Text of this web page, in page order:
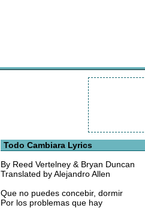
Todo Cambiara Lyrics
By Reed Vertelney & Bryan Duncan
Translated by Alejandro Allen
Que no puedes concebir, dormir
Por los problemas que hay